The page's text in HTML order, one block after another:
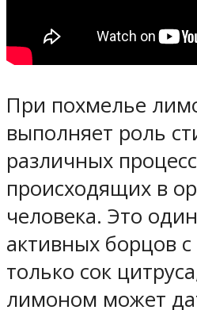
При похмелье
выполняет роль
различных
происходящих в
человека. Это
активных борцов
только сок
лимоном может